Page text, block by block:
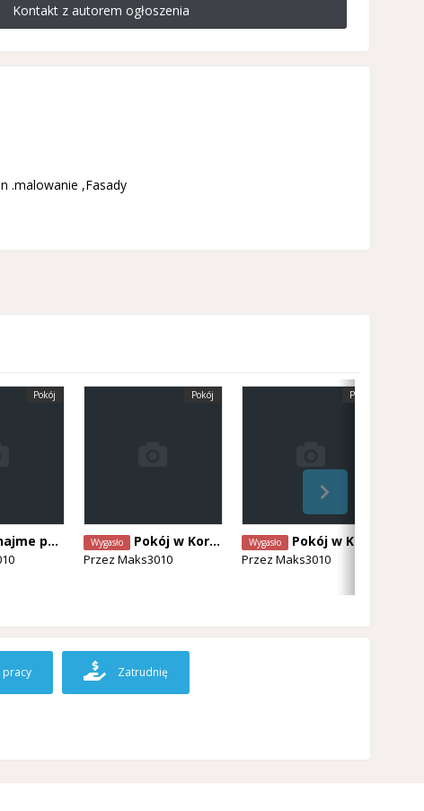
Kontakt z autorem ogłoszenia
.malowanie ,Fasady
Pokój
Kortenberg
Pokój
Wygasło Pokój w Kortenberg
Przez Maks3010
Pokój
Wygasło Pokój w Kortenberg
Przez Maks3010
pracy Zatrudnię